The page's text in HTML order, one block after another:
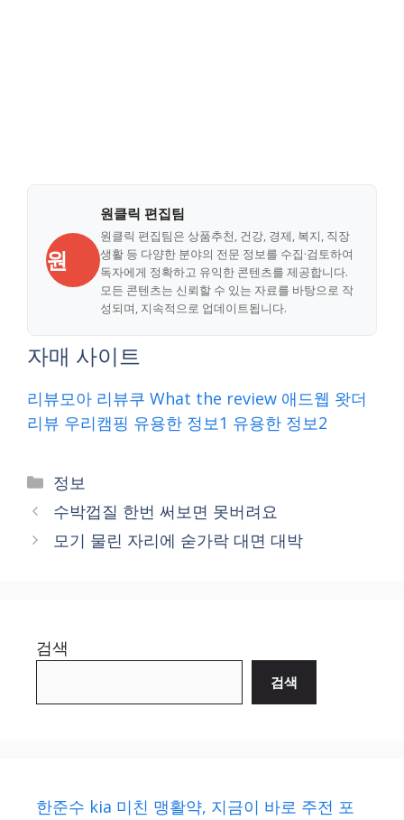
원
원클릭 편집팀
원클릭 편집팀은 상품추천, 건강, 경제, 복지, 직장
생활 등 다양한 분야의 전문 정보를 수집·검토하여
독자에게 정확하고 유익한 콘텐츠를 제공합니다.
모든 콘텐츠는 신뢰할 수 있는 자료를 바탕으로 작
성되며, 지속적으로 업데이트됩니다.
자매 사이트
리뷰모아 리뷰쿠 What the review 애드웹 왓더
리뷰 우리캠핑 유용한 정보1 유용한 정보2
Categories
정보
수박껍질 한번 써보면 못버려요
모기 물린 자리에 숟가락 대면 대박
검색
검색
한준수 kia 미친 맹활약, 지금이 바로 주전 포